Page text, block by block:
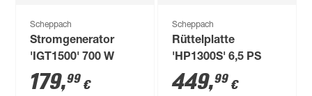
Scheppach
Stromgenerator
'IGT1500' 700 W
179,99 €
Scheppach
Rüttelplatte
'HP1300S' 6,5 PS
449,99 €